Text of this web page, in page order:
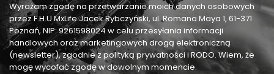
Wyrażam zgodę na przetwarzanie moich danych osobowych
przez F.H.U MxLife Jacek Rybczyński, ul. Romana Maya 1, 61-371
Poznań, NIP: 9261598024 w celu przesyłania informacji
handlowych oraz marketingowych drogą elektroniczną
(newsletter), zgodnie z polityką prywatności i RODO. Wiem, że
mogę wycofać zgodę w dowolnym momencie.